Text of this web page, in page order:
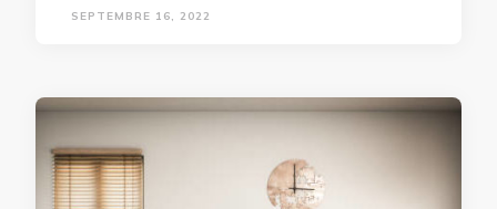
SEPTEMBRE 16, 2022